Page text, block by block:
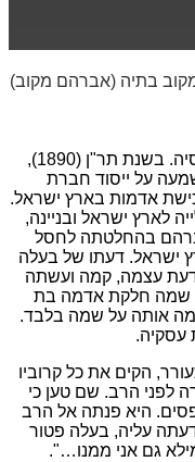
בתיה (אברהם מקוב)
הייתה סוחרת מצליחה ברוסיה. בשנת תר"ן (1890),
על ייסוד חברת
אדמות בארץ ישראל.
לארץ ישראל ובניינה,
בהחלטתה לחסל
ישראל. דעתו של בעלה
דעת עצמה, קמה ועשתה
שמה חלקת אדמה בת
אותה על שמה בלבד.
עסקיה.
הקים את כל קרוביו
לפני הרב. שם טען כי
היא פנתה אל הרב
עליה, בעלה פטור
גם אני ממנו…".